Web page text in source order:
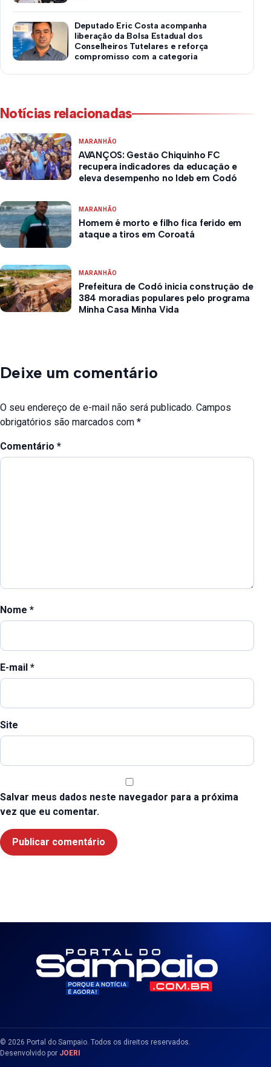
Deputado Eric Costa acompanha
liberação da Bolsa Estadual dos
Conselheiros Tutelares e reforça
compromisso com a categoria
Notícias relacionadas
MARANHÃO
AVANÇOS: Gestão Chiquinho FC
recupera indicadores da educação e
eleva desempenho no Ideb em Codó
MARANHÃO
Homem é morto e filho fica ferido em
ataque a tiros em Coroatá
MARANHÃO
Prefeitura de Codó inicia construção de
384 moradias populares pelo programa
Minha Casa Minha Vida
Deixe um comentário
O seu endereço de e-mail não será publicado. Campos
obrigatórios são marcados com *
Comentário *
Nome *
E-mail *
Site
Salvar meus dados neste navegador para a próxima
vez que eu comentar.
© 2026 Portal do Sampaio. Todos os direitos reservados.
Desenvolvido por JOERI